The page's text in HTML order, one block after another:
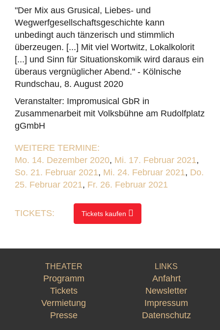
"Der Mix aus Grusical, Liebes- und
Wegwerfgesellschaftsgeschichte kann
unbedingt auch tänzerisch und stimmlich
überzeugen. [...] Mit viel Wortwitz, Lokalkolorit
[...] und Sinn für Situationskomik wird daraus ein
überaus vergnüglicher Abend." - Kölnische
Rundschau, 8. August 2020
Veranstalter: Impromusical GbR in
Zusammenarbeit mit Volksbühne am Rudolfplatz
gGmbH
WEITERE TERMINE:
Mo. 14. Dezember 2020, Mi. 17. Februar 2021,
So. 21. Februar 2021, Mi. 24. Februar 2021, Do.
25. Februar 2021, Fr. 26. Februar 2021
TICKETS: Tickets kaufen
THEATER
Programm
Tickets
Vermietung
Presse
LINKS
Anfahrt
Newsletter
Impressum
Datenschutz